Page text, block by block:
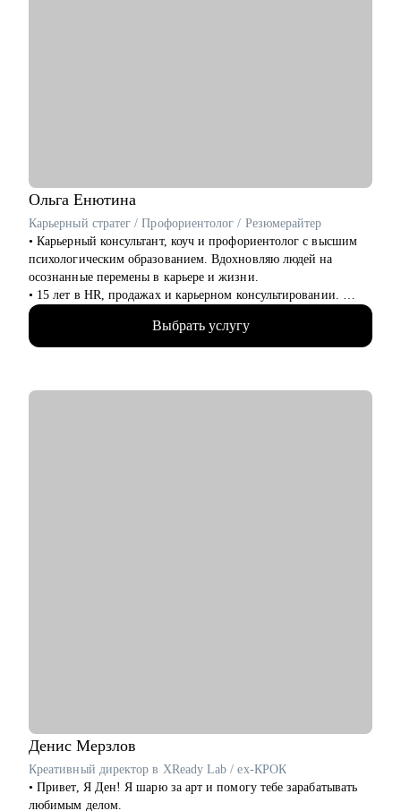
Ольга Енютина
Карьерный стратег / Профориентолог / Резюмерайтер
• Карьерный консультант, коуч и профориентолог с высшим
психологическим образованием. Вдохновляю людей на
осознанные перемены в карьере и жизни.
• 15 лет в HR, продажах и карьерном консультировании.
• Провела 3000+ собеседований. Точно знаю, как выглядит
резюме, которое привлекает и алгоритмы hh.ru и рекрутеров,
а какие моменты могут стать "красными флагами".
Специалистам и профессионалам разного уровня по
направлениям:
Выбрать услугу
Денис Мерзлов
Креативный директор в XReady Lab / ex-КРОК
• Привет, Я Ден! Я шарю за арт и помогу тебе зарабатывать
любимым делом.